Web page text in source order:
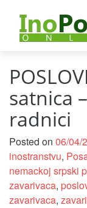
satnica
radnici
Posted on 06/04/
inostranstvu,
nemackoj srpski
zavarivaca,
zavarivaca,